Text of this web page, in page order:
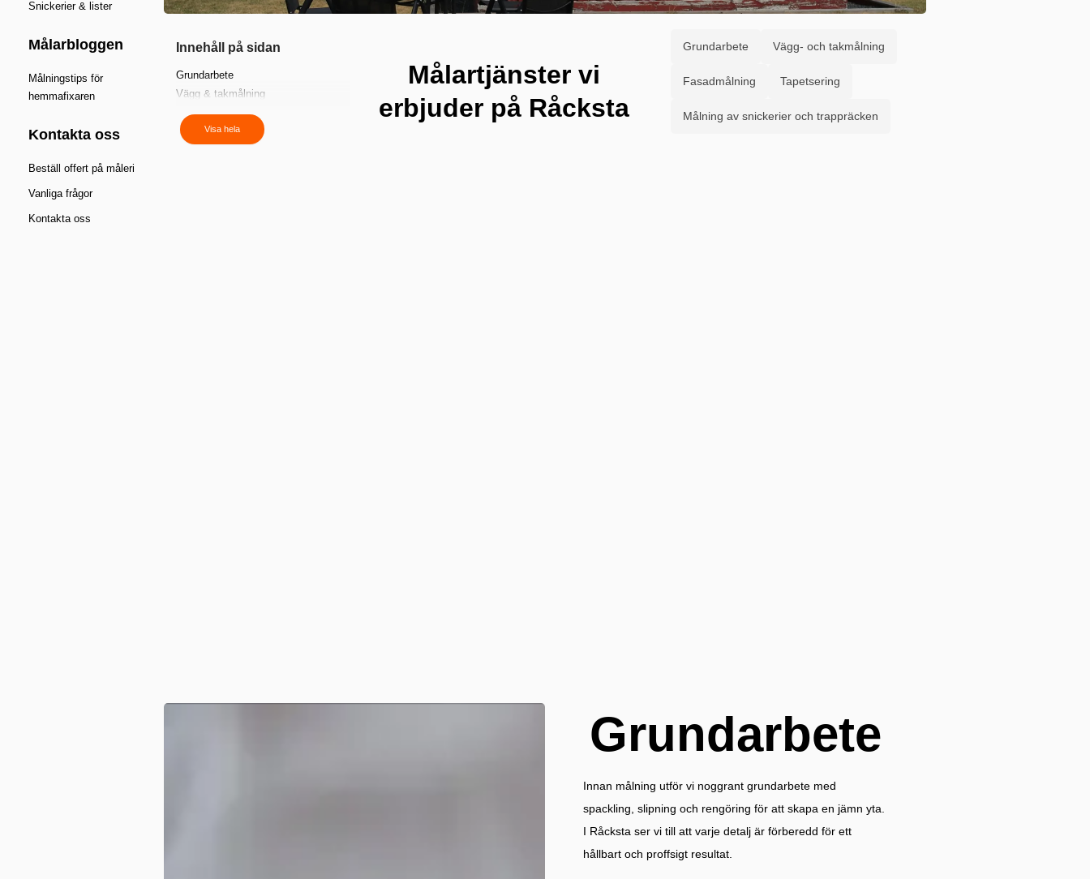
Snickerier & lister
Målarbloggen
Målningstips för
hemmafixaren
Kontakta oss
Beställ offert på måleri
Vanliga frågor
Kontakta oss
Innehåll på sidan
Grundarbete
Vägg & takmålning
Fasadmålning
Tapetsering
Visa hela
Målartjänster vi
erbjuder på Råcksta
Grundarbete Vägg- och takmålning
Fasadmålning Tapetsering
Målning av snickerier och trappräcken
Grundarbete
Innan målning utför vi noggrant grundarbete med
spackling, slipning och rengöring för att skapa en jämn yta.
I Råcksta ser vi till att varje detalj är förberedd för ett
hållbart och proffsigt resultat.